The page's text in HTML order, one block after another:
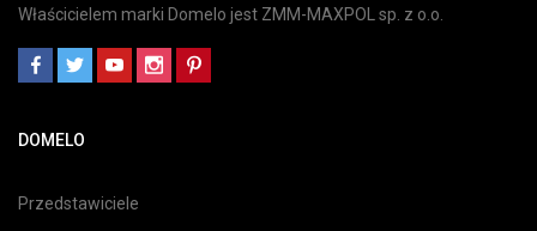
Właścicielem marki Domelo jest ZMM-MAXPOL sp. z o.o.
DOMELO
Przedstawiciele